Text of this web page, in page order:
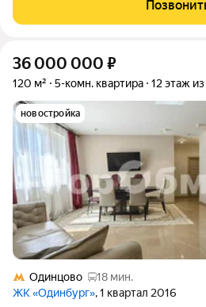
утепленный балкон - двухкамерный
36 000 000 ₽
120 м² 5-комн. квартира 12 этаж из
новостройка
Одинцово
18 мин.
ЖК «Одинбург», 1 квартал 2016